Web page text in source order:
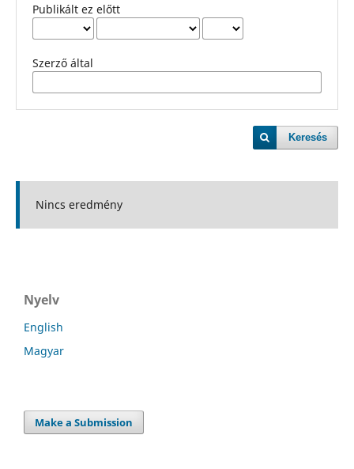
Publikált ez előtt
Szerző által
Keresés
Nincs eredmény
Nyelv
English
Magyar
Make a Submission